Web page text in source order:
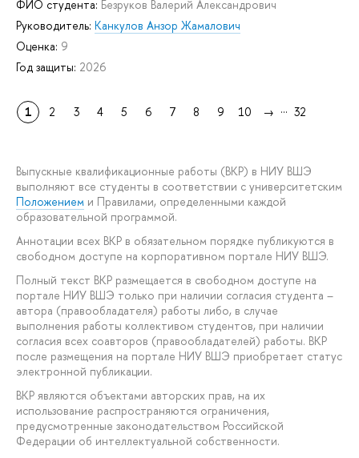
ФИО студента: Безруков Валерий Александрович
Руководитель: Канкулов Анзор Жамалович
Оценка: 9
Год защиты: 2026
1 2 3 4 5 6 7 8 9 10 → ... 32
Выпускные квалификационные работы (ВКР) в НИУ ВШЭ
выполняют все студенты в соответствии с университетским
Положением и Правилами, определенными каждой
образовательной программой.
Аннотации всех ВКР в обязательном порядке публикуются в
свободном доступе на корпоративном портале НИУ ВШЭ.
Полный текст ВКР размещается в свободном доступе на
портале НИУ ВШЭ только при наличии согласия студента –
автора (правообладателя) работы либо, в случае
выполнения работы коллективом студентов, при наличии
согласия всех соавторов (правообладателей) работы. ВКР
после размещения на портале НИУ ВШЭ приобретает статус
электронной публикации.
ВКР являются объектами авторских прав, на их
использование распространяются ограничения,
предусмотренные законодательством Российской
Федерации об интеллектуальной собственности.